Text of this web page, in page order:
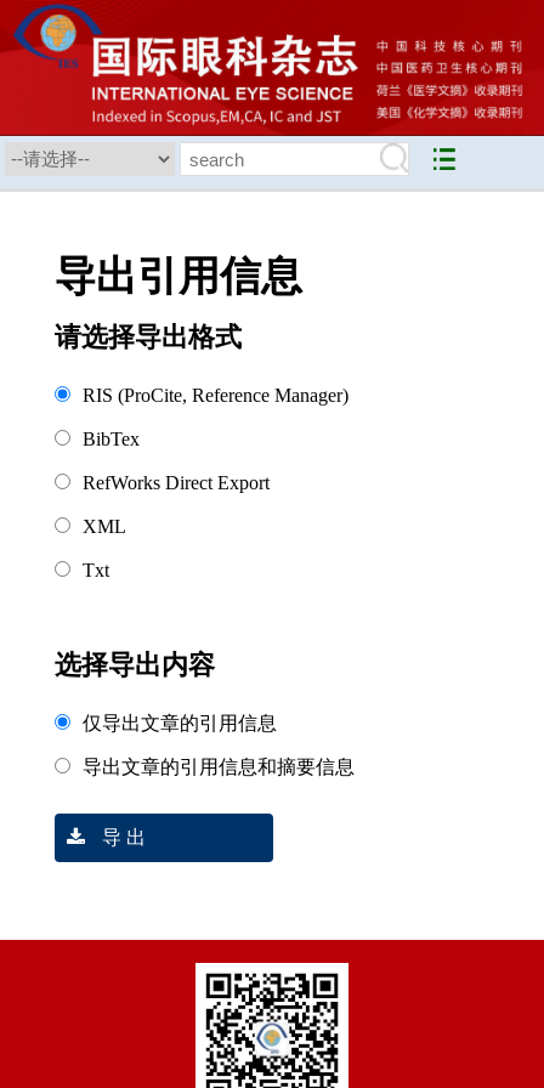
导出引用信息
请选择导出格式
RIS (ProCite, Reference Manager)
BibTex
RefWorks Direct Export
XML
Txt
选择导出内容
仅导出文章的引用信息
导出文章的引用信息和摘要信息
导 出